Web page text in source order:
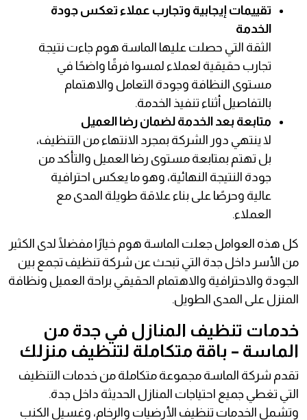
تقييمات إيجابية وتجارب عملاء تعكس جودة
الخدمة
الثقة التي حصلت عليها الماسة هوم جاءت نتيجة
تجارب حقيقية لعملاء لمسوا فرقًا واضحًا في
مستوى النظافة وجودة التعامل والاهتمام
بالتفاصيل أثناء تنفيذ الخدمة.
متابعة بعد الخدمة لضمان رضا العميل
لا ينتهي دور الشركة بمجرد الانتهاء من التنظيف،
بل تهتم بمتابعة مستوى رضا العميل والتأكد من
جودة النتيجة النهائية، وهو ما يعكس احترافية
عالية وحرصًا على بناء علاقة طويلة المدى مع
العملاء.
كل هذه العوامل جعلت الماسة هوم خيارًا مفضلًا لدى الكثير
من الأسر داخل جدة التي تبحث عن شركة تنظيف تجمع بين
الجودة والاحترافية والاهتمام الحقيقي براحة العميل ونظافة
المنزل على المدى الطويل.
خدمات تنظيف المنازل في جدة من
الماسة – باقة متكاملة لتنظيف منزلك
تقدم شركة الماسة مجموعة متكاملة من خدمات التنظيف
التي تغطي جميع احتياجات المنازل الحديثة داخل جدة.
وتشمل الخدمات تنظيف الأرضيات والرخام، وغسيل الكنب